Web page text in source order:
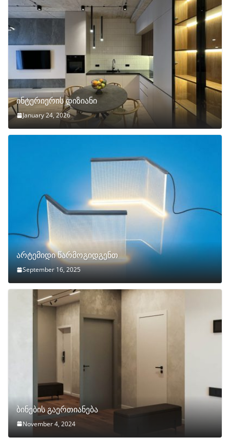
ინტერიერის დიზიანი
January 24, 2026
არტემიდი წარმოგიდგენთ
September 16, 2025
ბინების გაერთიანება
November 4, 2024